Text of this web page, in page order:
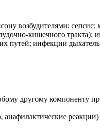
возбудителями:
кишечного
путей; инфекции
другому компо­ненту
анафилактические